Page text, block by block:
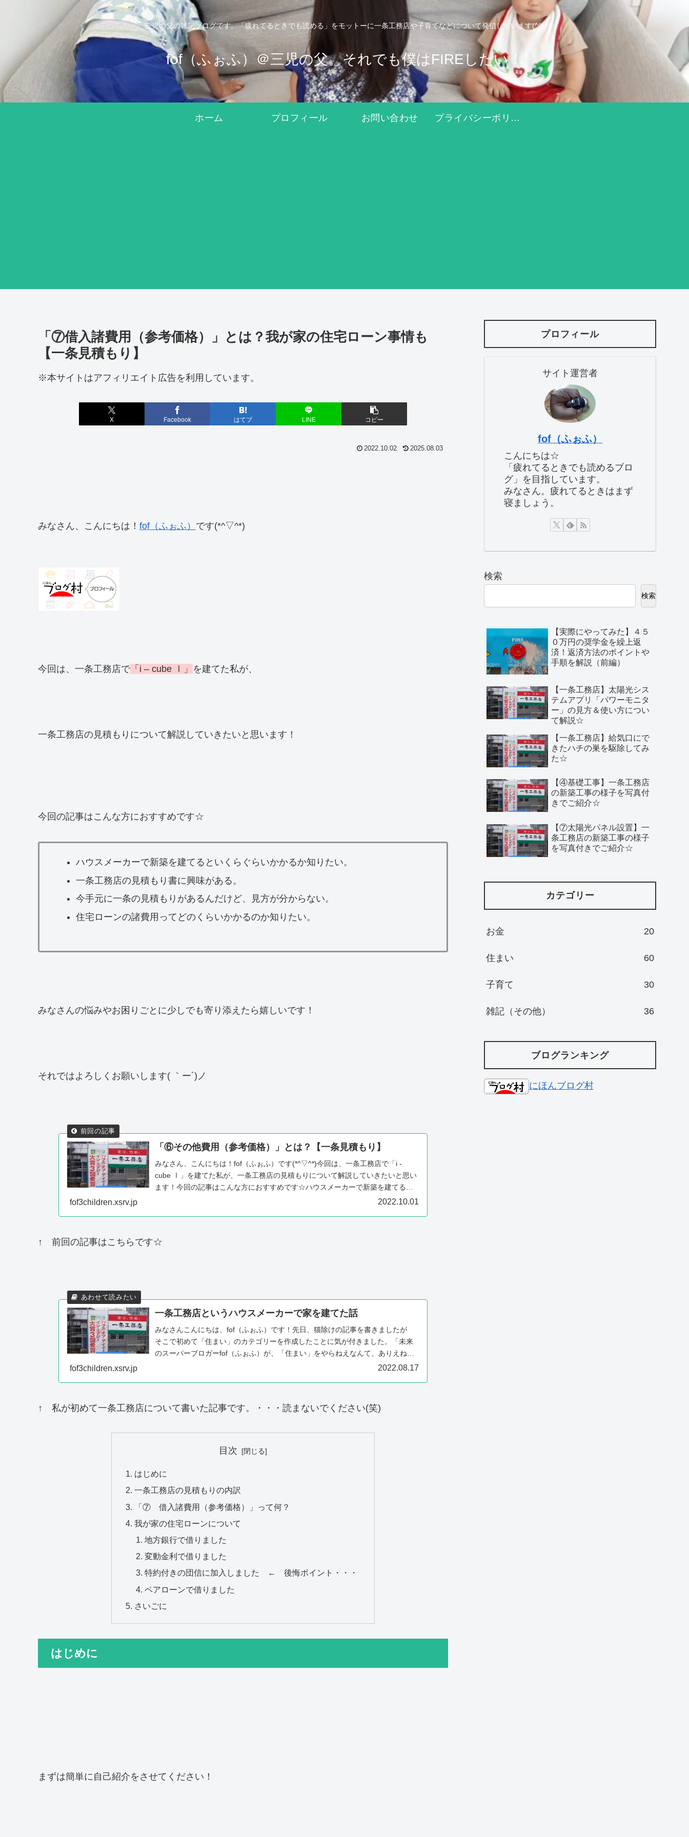
三児の父の雑記ブログです。「疲れてるときでも読める」をモットーに一条工務店や子育てなどについて発信しています(^^)
fof（ふぉふ）＠三児の父。それでも僕はFIREしたい！
ホーム プロフィール お問い合わせ プライバシーポリシー
「⑦借入諸費用（参考価格）」とは？我が家の住宅ローン事情も
【一条見積もり】
※本サイトはアフィリエイト広告を利用しています。
X Facebook はてブ LINE コピー
2022.10.02 2025.08.03
みなさん、こんにちは！ fof（ふぉふ） です(*^▽^*)
今回は、一条工務店で 「i – cube Ⅰ」 を建てた私が、
一条工務店の見積もりについて解説していきたいと思います！
今回の記事はこんな方におすすめです☆
ハウスメーカーで新築を建てるといくらぐらいかかるか知りたい。
一条工務店の見積もり書に興味がある。
今手元に一条の見積もりがあるんだけど、見方が分からない。
住宅ローンの諸費用ってどのくらいかかるのか知りたい。
みなさんの悩みやお困りごとに少しでも寄り添えたら嬉しいです！
それではよろしくお願いします( ｀ー´)ノ
「⑥その他費用（参考価格）」とは？【一条見積もり】
みなさん、こんにちは！fof（ふぉふ）です(*^▽^*)今回は、一条工務店で「i -
cube Ⅰ」を建てた私が、一条工務店の見積もりについて解説していきたいと思い
ます！今回の記事はこんな方におすすめです☆ハウスメーカーで新築を建てると
fof3children.xsrv.jp 2022.10.01
↑ 前回の記事はこちらです☆
一条工務店というハウスメーカーで家を建てた話
みなさんこんにちは、fof（ふぉふ）です！先日、猫除けの記事を書きましたが
そこで初めて「住まい」のカテゴリーを作成したことに気が付きました。「未来
のスーパーブロガーfof（ふぉふ）が、「住まい」をやらねえなんて、ありえねー
fof3children.xsrv.jp 2022.08.17
↑ 私が初めて一条工務店について書いた記事です。・・・読まないでください(笑)
目次
はじめに
一条工務店の見積もりの内訳
「⑦ 借入諸費用（参考価格）」って何？
我が家の住宅ローンについて
地方銀行で借りました
変動金利で借りました
特約付きの団信に加入しました ← 後悔ポイント・・・
ペアローンで借りました
さいごに
はじめに
まずは簡単に自己紹介をさせてください！
プロフィール
サイト運営者
fof（ふぉふ）
こんにちは☆
「疲れてるときでも読めるブロ
グ」を目指しています。
みなさん。疲れてるときはまず
寝ましょう。
検索
検索
【実際にやってみた】４５
０万円の奨学金を繰上返
済！返済方法のポイントや
手順を解説（前編）
【一条工務店】太陽光シス
テムアプリ「パワーモニタ
ー」の見方＆使い方につい
て解説☆
【一条工務店】給気口にで
きたハチの巣を駆除してみ
た☆
【④基礎工事】一条工務店
の新築工事の様子を写真付
きでご紹介☆
【⑦太陽光パネル設置】一
条工務店の新築工事の様子
を写真付きでご紹介☆
カテゴリー
お金 20
住まい 60
子育て 30
雑記（その他） 36
ブログランキング
にほんブログ村